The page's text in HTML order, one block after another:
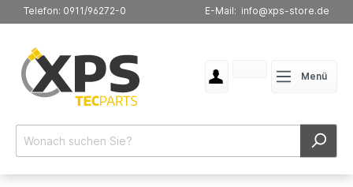
Telefon: 0911/96272-0 E-Mail: info@xps-store.de
Menü